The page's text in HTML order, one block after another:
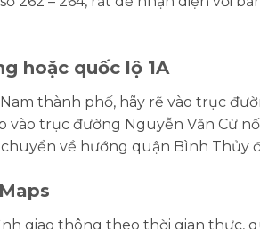
hoặc quốc lộ 1A
thành phố, hãy rẽ vào trục
trục đường Nguyễn Văn Cừ
về hướng quận Bình Thủy
giao thông theo thời gian thực,